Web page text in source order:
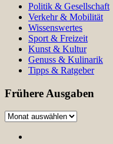
Politik & Gesellschaft
Verkehr & Mobilität
Wissenswertes
Sport & Freizeit
Kunst & Kultur
Genuss & Kulinarik
Tipps & Ratgeber
Frühere Ausgaben
Frühere